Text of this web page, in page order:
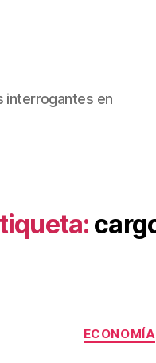
interrogantes en
ECONOMÍA